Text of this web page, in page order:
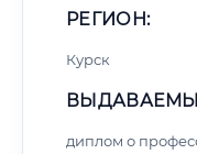
РЕГИОН:
Курск
диплом о